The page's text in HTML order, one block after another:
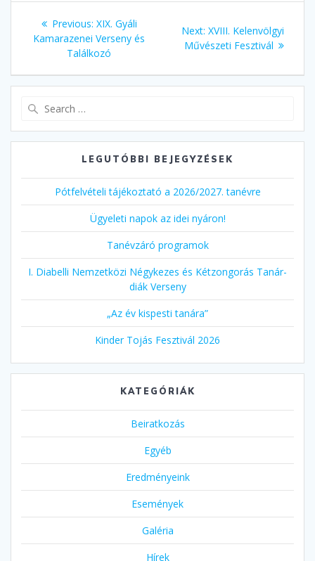
Bejegyzés
navigáció
Previous: Previous
post:
XIX. Gyáli
Kamarazenei Verseny és
Találkozó
Next: Next
post:
XVIII. Kelenvölgyi
Művészeti Fesztivál
LEGUTÓBBI BEJEGYZÉSEK
Pótfelvételi tájékoztató a 2026/2027. tanévre
Ügyeleti napok az idei nyáron!
Tanévzáró programok
I. Diabelli Nemzetközi Négykezes és Kétzongorás Tanár-
diák Verseny
„Az év kispesti tanára”
Kinder Tojás Fesztivál 2026
KATEGÓRIÁK
Beiratkozás
Egyéb
Eredményeink
Események
Galéria
Hírek